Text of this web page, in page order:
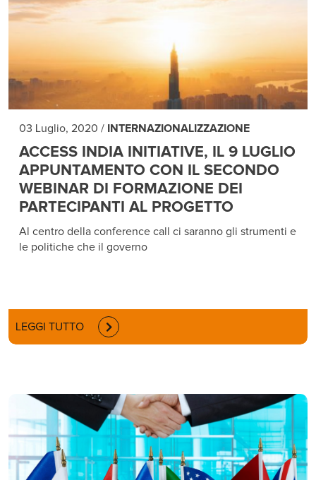
03 Luglio, 2020 / INTERNAZIONALIZZAZIONE
ACCESS INDIA INITIATIVE, IL 9 LUGLIO
APPUNTAMENTO CON IL SECONDO
WEBINAR DI FORMAZIONE DEI
PARTECIPANTI AL PROGETTO
Al centro della conference call ci saranno gli strumenti e
le politiche che il governo
LEGGI TUTTO